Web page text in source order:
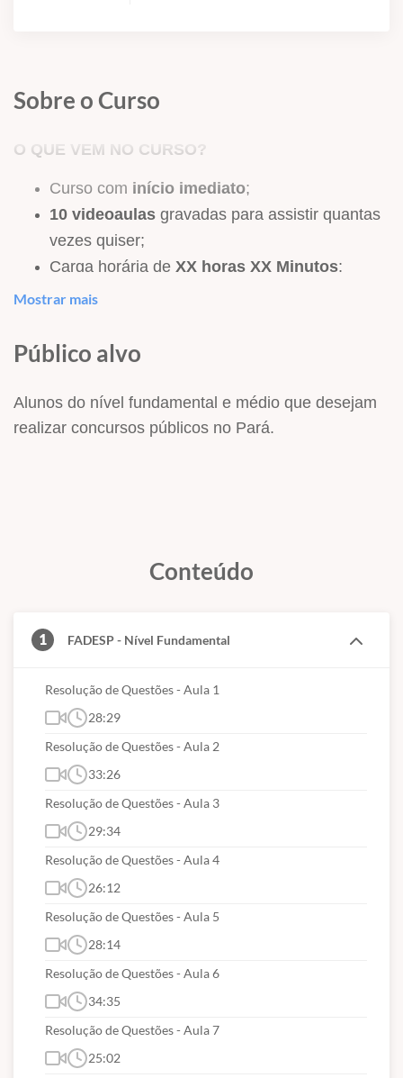
Sobre o Curso
O QUE VEM NO CURSO?
Curso com início imediato;
10 videoaulas gravadas para assistir quantas
vezes quiser;
Carga horária de XX horas XX Minutos;
Conteúdos na ordem do que é mais cobrado,
Todo material de apoio em PDF para
Prazo de acesso de3meses.
segundo), de massa e de comprimento;
subtração, multiplicação, divisão e
Reconhecimentos de cédulas e moedas e
situações problema com quantias;
Tratamento da informação: Identificação de
placas de sinalização. Interpretação de
situações simples, apresentadas na forma de
tabela ou gráfico;
Raciocínio lógico compatível com o nível
fundamental completo.
Mostrar mais
Público alvo
Alunos do nível fundamental e médio que desejam
realizar concursos públicos no Pará.
Conteúdo
1 FADESP - Nível Fundamental
Resolução de Questões - Aula 1
28:29
Resolução de Questões - Aula 2
33:26
Resolução de Questões - Aula 3
29:34
Resolução de Questões - Aula 4
26:12
Resolução de Questões - Aula 5
28:14
Resolução de Questões - Aula 6
34:35
Resolução de Questões - Aula 7
25:02